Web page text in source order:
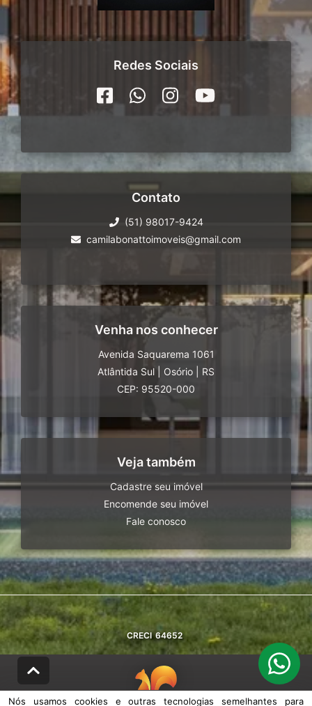
Redes Sociais
Contato
(51) 98017-9424
camilabonattoimoveis@gmail.com
Venha nos conhecer
Avenida Saquarema 1061
Atlântida Sul
Osório
RS
CEP: 95520-000
Veja também
Cadastre seu imóvel
Encomende seu imóvel
Fale conosco
CRECI 64652
Nós usamos cookies e outras tecnologias semelhantes para